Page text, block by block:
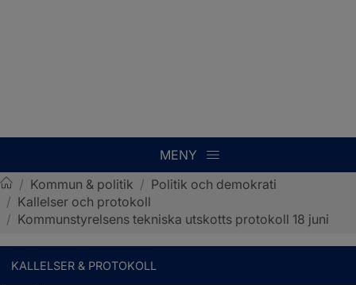
MENY
Sotenäs kommun
/ Kommun & politik / Politik och demokrati
/ Kallelser och protokoll
/ Kommunstyrelsens tekniska utskotts protokoll 18 juni
KALLELSER & PROTOKOLL